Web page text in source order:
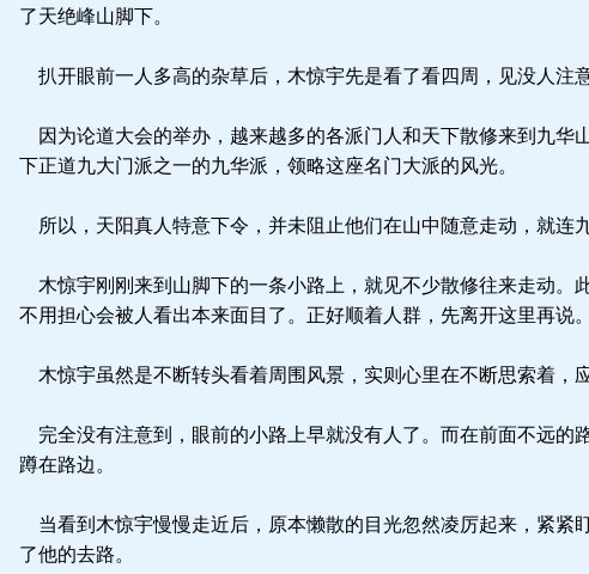
了天绝峰山脚下。
扒开眼前一人多高的杂草后，木惊宇先是看了看四周，见没人注
因为论道大会的举办，越来越多的各派门人和天下散修来到九华
下正道九大门派之一的九华派，领略这座名门大派的风光。
所以，天阳真人特意下令，并未阻止他们在山中随意走动，就连
木惊宇刚刚来到山脚下的一条小路上，就见不少散修往来走动。
不用担心会被人看出本来面目了。正好顺着人群，先离开这里再说。
木惊宇虽然是不断转头看着周围风景，实则心里在不断思索着，
完全没有注意到，眼前的小路上早就没有人了。而在前面不远的
蹲在路边。
当看到木惊宇慢慢走近后，原本懒散的目光忽然凌厉起来，紧紧
了他的去路。